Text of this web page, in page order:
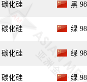
碳化硅 黑
碳化硅 绿
碳化硅 绿
碳化硅 绿